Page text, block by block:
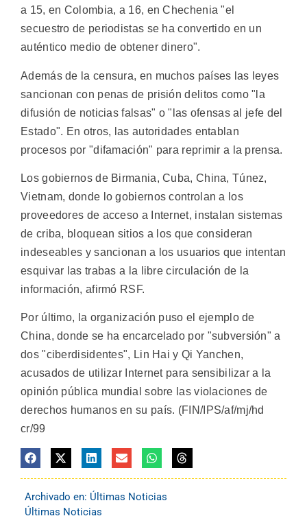
a 15, en Colombia, a 16, en Chechenia "el
secuestro de periodistas se ha convertido en un
auténtico medio de obtener dinero".
Además de la censura, en muchos países las leyes
sancionan con penas de prisión delitos como "la
difusión de noticias falsas" o "las ofensas al jefe del
Estado". En otros, las autoridades entablan
procesos por "difamación" para reprimir a la prensa.
Los gobiernos de Birmania, Cuba, China, Túnez,
Vietnam, donde lo gobiernos controlan a los
proveedores de acceso a Internet, instalan sistemas
de criba, bloquean sitios a los que consideran
indeseables y sancionan a los usuarios que intentan
esquivar las trabas a la libre circulación de la
información, afirmó RSF.
Por último, la organización puso el ejemplo de
China, donde se ha encarcelado por "subversión" a
dos "ciberdisidentes", Lin Hai y Qi Yanchen,
acusados de utilizar Internet para sensibilizar a la
opinión pública mundial sobre las violaciones de
derechos humanos en su país. (FIN/IPS/af/mj/hd
cr/99
Archivado en: Últimas Noticias
Últimas Noticias